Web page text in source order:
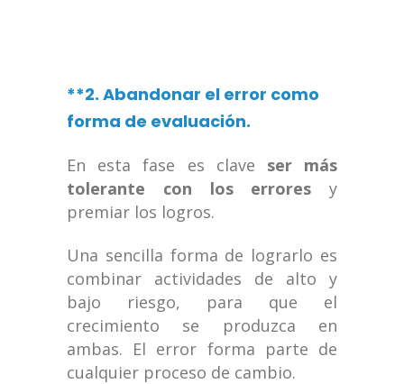
**2. Abandonar el error como
forma de evaluación.
En esta fase es clave ser más
tolerante con los errores y
premiar los logros.
Una sencilla forma de lograrlo es
combinar actividades de alto y
bajo riesgo, para que el
crecimiento se produzca en
ambas. El error forma parte de
cualquier proceso de cambio.